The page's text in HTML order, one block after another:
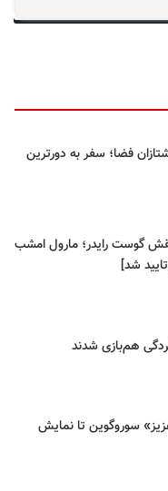
فضا؛ سفر به دورترین
گوست رایدر؛ مارول امشب
شد]
هم‌بازی شدند
سوروگوین تا نمایش